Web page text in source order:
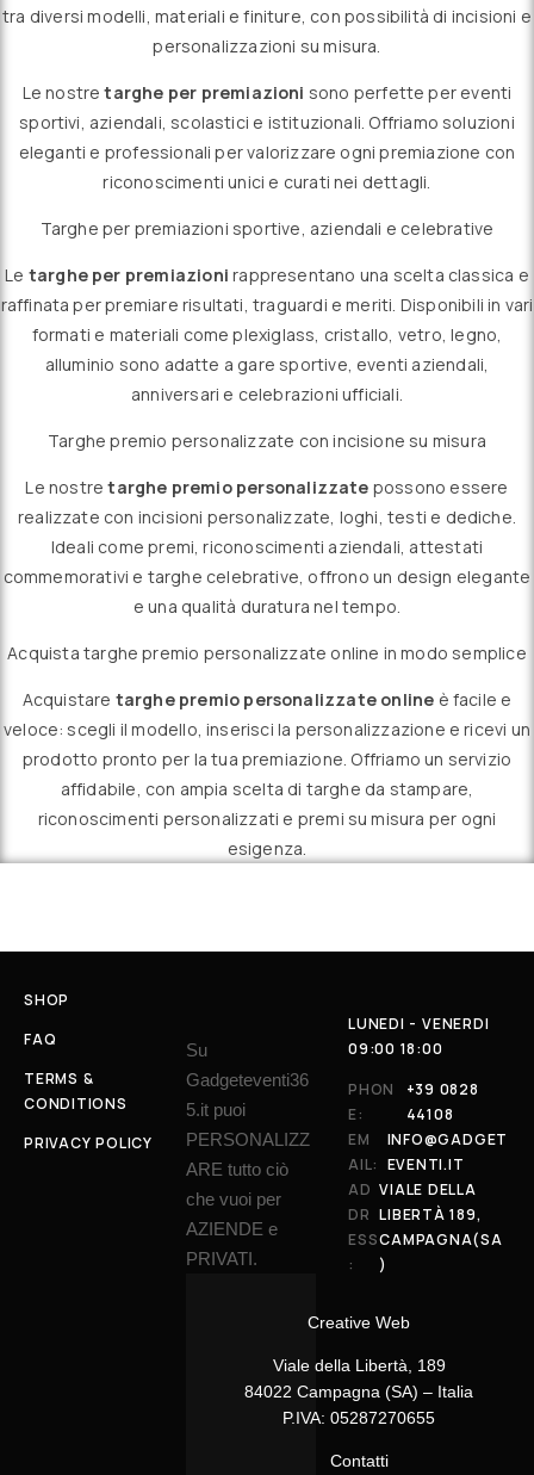
tra diversi modelli, materiali e finiture, con possibilità di incisioni e
personalizzazioni su misura.
Le nostretarghe per premiazioni sono perfette per eventi
sportivi, aziendali, scolastici e istituzionali. Offriamo soluzioni
eleganti e professionali per valorizzare ogni premiazione con
riconoscimenti unici e curati nei dettagli.
Targhe per premiazioni sportive, aziendali e celebrative
Le targhe per premiazioni rappresentano una scelta classica e
raffinata per premiare risultati, traguardi e meriti. Disponibili in vari
formati e materiali come plexiglass, cristallo, vetro, legno,
alluminio sono adatte a gare sportive, eventi aziendali,
anniversari e celebrazioni ufficiali.
Targhe premio personalizzate con incisione su misura
Le nostretarghe premio personalizzate possono essere
realizzate con incisioni personalizzate, loghi, testi e dediche.
Ideali come premi, riconoscimenti aziendali, attestati
commemorativi e targhe celebrative, offrono un design elegante
e una qualità duratura nel tempo.
Acquista targhe premio personalizzate online in modo semplice
Acquistare targhe premio personalizzate online è facile e
veloce: scegli il modello, inserisci la personalizzazione e ricevi un
prodotto pronto per la tua premiazione. Offriamo un servizio
affidabile, con ampia scelta di targhe da stampare,
riconoscimenti personalizzati e premi su misura per ogni
esigenza.
SHOP
FAQ
TERMS &
CONDITIONS
PRIVACY POLICY
Su
Gadgeteventi36
5.it puoi
PERSONALIZZ
ARE tutto ciò
che vuoi per
AZIENDE e
PRIVATI.
Creative Web
Viale della Libertà, 189
84022 Campagna (SA) – Italia
P.IVA: 05287270655
Contatti
LUNEDI - VENERDI
09:00 18:00
PHON
E:
+39 0828
44108
EM
AIL:
INFO@GADGET
EVENTI.IT
AD
DR
ESS
:
VIALE DELLA
LIBERTÀ 189,
CAMPAGNA(SA
)